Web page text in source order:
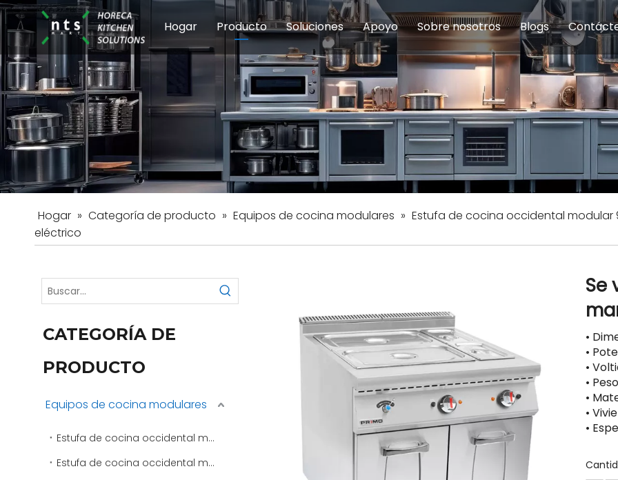
Hogar Producto
Equipos de cocina modulares Equipos de Concesión Equipo
Equipo de preparación de alimentosEquipo de panadería Equipo
Soluciones
Escuelas y educación Comedor del personal
Hoteles Restaurante y comida
Apoyo
Servicio Preguntas
Sobre nosotros
Introducción de la empresa
Blogs
Hogar » Categoría de producto » Equipos de cocina modulares » Estufa de cocina occidental modular
eléctrico
CATEGORÍA DE
PRODUCTO
Equipos de cocina modulares
Estufa de cocina occidental modular 400
Estufa de cocina occidental modular 600
Se
•
•
•
•
•
•
•